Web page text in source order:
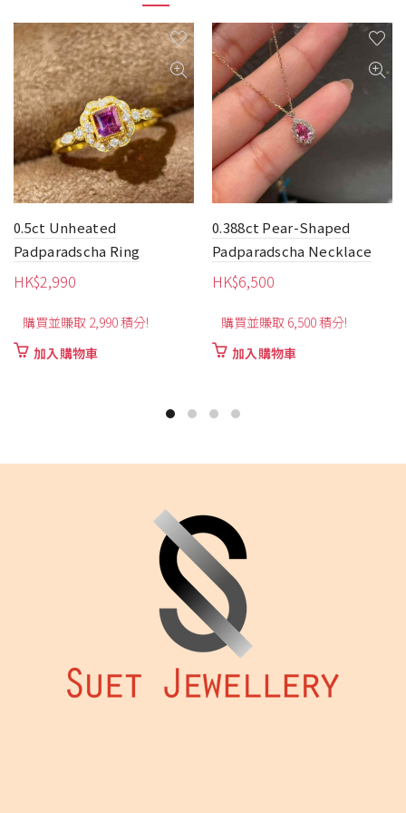
0.5ct Unheated
Padparadscha Ring
HK$2,990
購買並賺取 2,990 積分!
加入購物車
0.388ct Pear-Shaped
Padparadscha Necklace
HK$6,500
購買並賺取 6,500 積分!
加入購物車